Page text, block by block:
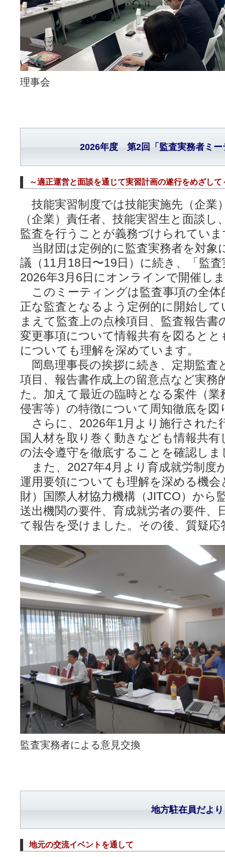
理事会
2026年度 第2回「監査実務者ミー
～適正運営と面談を通じて実習計画の遂行をめざして
技能実習制度では技能実施先（企業
（企業）責任者、技能実習生と面談
監査を行うことが義務づけられてい
当財団は定例的に監査実務者を対象
議（11月18日〜19日）に続き、「監
2026年3月6日にオンラインで開催し
このミーティングは監査事項の全体
正な監査となるよう定例的に開始し
まえて監査上の点検項目、監査報告書
変更事項について情報共有を図ると
についても理解を深めています。
岡島理事長の挨拶に続き、定期監査
項目、報告書作成上の留意点など実務
た。加えて最近の臨時となる案件（業
侵害等）の特徴について周知徹底を図
さらに、2026年1月より施行された
国人材を取り巻く動きなども情報共
の法令遵守を徹底することを確認しま
また、2027年4月より育成就労制度
運用要領についても理解を深める機
財）国際人材協力機構（JITCO）から
送出機関の要件、育成就労者の要件、
て報告を受けました。その後、質疑
監査実務者による意見交換
地方駐在員だより
地元の交流イベントを通して